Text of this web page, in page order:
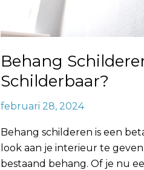
Behang
Schilderbaar?
februari 28, 2024
Behang schilderen is een
look aan je interieur te
bestaand behang. Of je nu